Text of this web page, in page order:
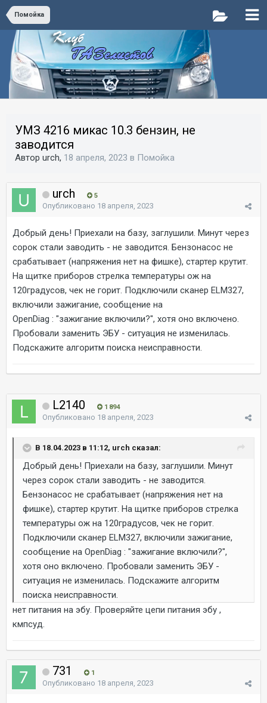
Помойка
УМЗ 4216 микас 10.3 бензин, не
заводится
Автор urch, 18 апреля, 2023 в Помойка
urch 5
Опубликовано 18 апреля, 2023
Добрый день! Приехали на базу, заглушили. Минут через
сорок стали заводить - не заводится. Бензонасос не
срабатывает (напряжения нет на фишке), стартер крутит.
На щитке приборов стрелка температуры ож на
120градусов, чек не горит. Подключили сканер ELM327,
включили зажигание, сообщение на
OpenDiag : "зажигание включили?", хотя оно включено.
Пробовали заменить ЭБУ - ситуация не изменилась.
Подскажите алгоритм поиска неисправности.
L2140 1 894
Опубликовано 18 апреля, 2023
В 18.04.2023 в 11:12, urch сказал:
Добрый день! Приехали на базу, заглушили. Минут
через сорок стали заводить - не заводится.
Бензонасос не срабатывает (напряжения нет на
фишке), стартер крутит. На щитке приборов стрелка
температуры ож на 120градусов, чек не горит.
Подключили сканер ELM327, включили зажигание,
сообщение на OpenDiag : "зажигание включили?",
хотя оно включено. Пробовали заменить ЭБУ -
ситуация не изменилась. Подскажите алгоритм
поиска неисправности.
нет питания на эбу. Проверяйте цепи питания эбу ,
кмпсуд.
731 1
Опубликовано 18 апреля, 2023